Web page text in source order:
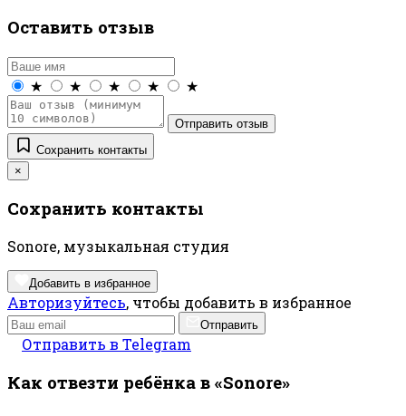
Оставить отзыв
★ ★ ★ ★ ★
Отправить отзыв
Сохранить контакты
×
Сохранить контакты
Sonore, музыкальная студия
Добавить в избранное
Авторизуйтесь, чтобы добавить в избранное
Отправить
Отправить в Telegram
Как отвезти ребёнка в «Sonore»